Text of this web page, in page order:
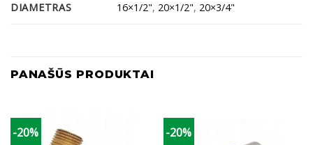
DIAMETRAS 16×1/2", 20×1/2", 20×3/4"
PANAŠŪS PRODUKTAI
-20% -20%